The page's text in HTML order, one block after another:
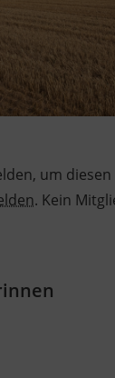
um
. Kein